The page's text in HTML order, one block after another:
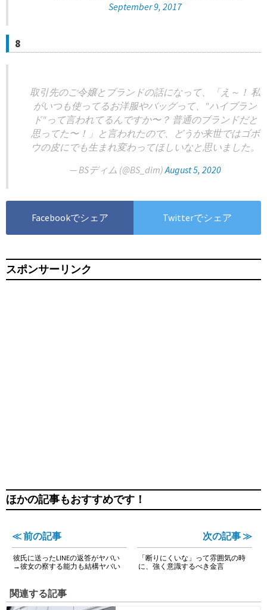
September 9, 2017
8
取引先のご令嬢とブランドの話になって、「え～！ 私
がいつも使ってるお洋服やバッグって、"ハイブラン
ド"って言われてるんですか〜？ 普通のブランドだと
思ってた〜！」と言われたので、どうか来世ではゴボ
ウの皮にでも生まれ変わってほしいなと思いました。
— BSディム (@BS_dim)August 5, 2020
Facebookでシェア Twitterでシェア
スポンサーリンク
ほかの記事もおすすめです！
≪ 前の記事
彼氏に送ったLINEの返答がヤバい
→彼女の察する能力も結構ヤバい
次の記事 ≫
「断りにくいな」って雰囲気の時
に、強く意識するべき金言
関連する記事